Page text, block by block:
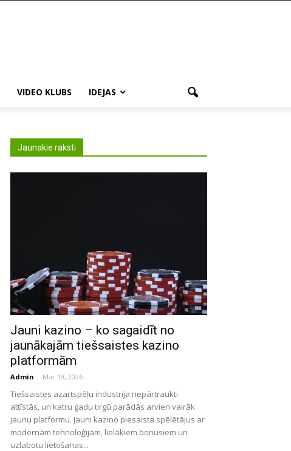
VIDEO KLUBS IDEJAS
Jaunakie raksti
Jauni kazino – ko sagaidīt no
jaunākajām tiešsaistes kazino
platformām
Admin - Mar 19, 2026
Tiešsaistes azartspēļu industrija nepārtraukti
attīstās, un katru gadu tirgū parādās arvien vairāk
jaunu platformu. Jauni kazino piesaista spēlētājus ar
modernām tehnoloģijām, lielākiem bonusiem un
uzlabotu lietošanas...